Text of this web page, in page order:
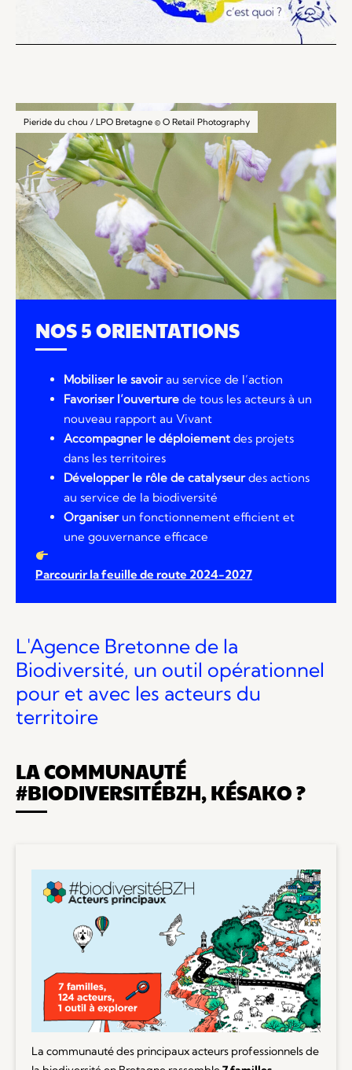
Pieride du chou / LPO Bretagne © O Retail Photography
NOS 5 ORIENTATIONS
Mobiliser le savoirau service de l’action
Favoriser l’ouverture de tous les acteurs à un
nouveau rapport au Vivant
Accompagner le déploiement des projets
dans les territoires
Développer le rôle de catalyseurdes actions
au service de la biodiversité
Organiser un fonctionnement efficient et
une gouvernance efficace
Parcourir la feuille de route 2024-2027
L'Agence Bretonne de la
Biodiversité, un outil opérationnel
pour et avec les acteurs du
territoire
LA COMMUNAUTÉ
#BIODIVERSITÉBZH, KÉSAKO ?
La communauté des principaux acteurs professionnels de